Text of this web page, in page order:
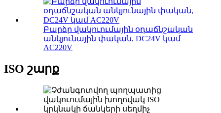
Բարձր վակուումային օդաճնշական
անկյունային փական, DC24V կամ
AC220V
ISO շարք